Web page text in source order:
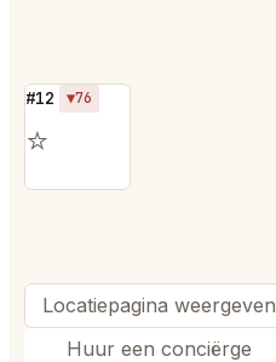
#12 ▼76
⭐
Locatiepagina weergeven
Huur een conciërge